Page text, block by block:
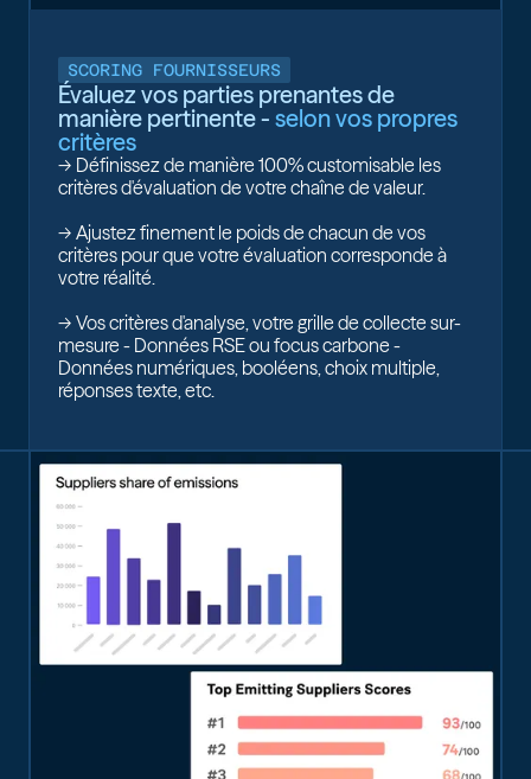
SCORING FOURNISSEURS
Évaluez vos parties prenantes de
manière pertinente - selon vos propres
critères
-> Définissez de manière 100% customisable les
critères d'évaluation de votre chaîne de valeur.
-> Ajustez finement le poids de chacun de vos
critères pour que votre évaluation corresponde à
votre réalité.
-> Vos critères d'analyse, votre grille de collecte sur-
mesure - Données RSE ou focus carbone -
Données numériques, booléens, choix multiple,
réponses texte, etc.